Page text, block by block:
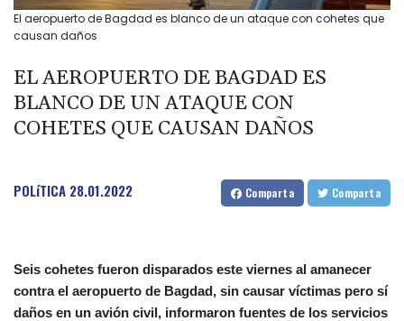
El aeropuerto de Bagdad es blanco de un ataque con cohetes que
causan daños
EL AEROPUERTO DE BAGDAD ES
BLANCO DE UN ATAQUE CON
COHETES QUE CAUSAN DAÑOS
POLíTICA 28.01.2022 Comparta Comparta
Seis cohetes fueron disparados este viernes al amanecer
contra el aeropuerto de Bagdad, sin causar víctimas pero sí
daños en un avión civil, informaron fuentes de los servicios